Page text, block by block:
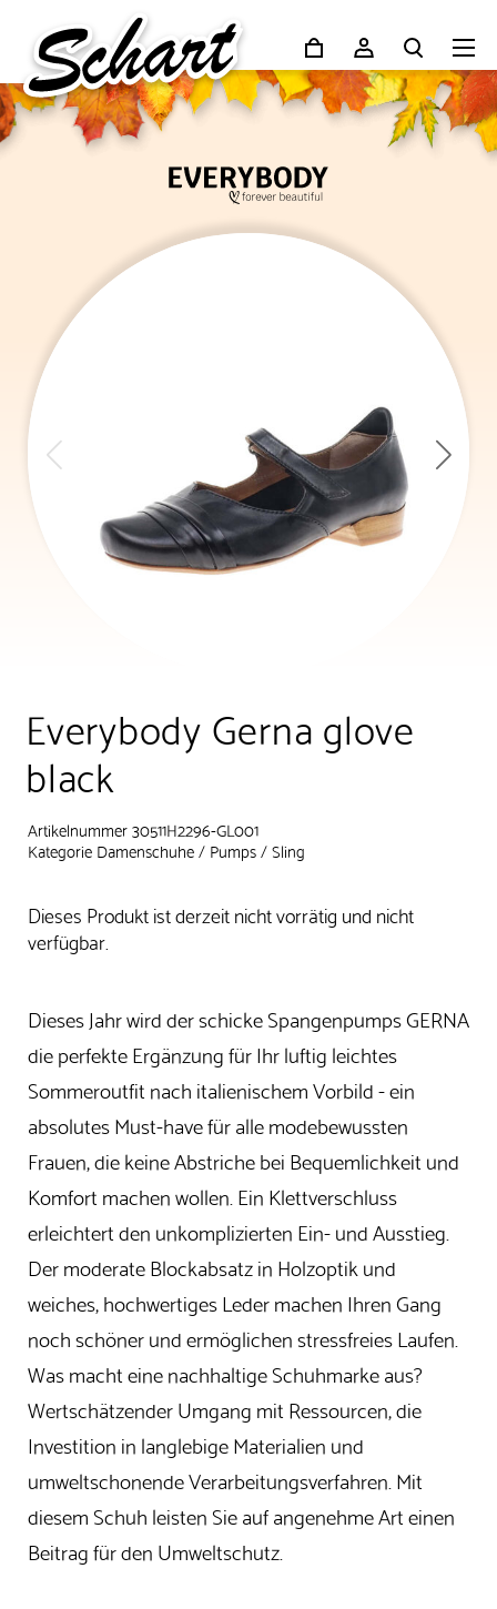
Everybody Gerna glove
black
Artikelnummer 30511H2296-GL001
KategorieDamenschuhe/Pumps / Sling
Dieses Produkt ist derzeit nicht vorrätig und nicht
verfügbar.
Dieses Jahr wird der schicke Spangenpumps GERNA
die perfekte Ergänzung für Ihr luftig leichtes
Sommeroutfit nach italienischem Vorbild - ein
absolutes Must-have für alle modebewussten
Frauen, die keine Abstriche bei Bequemlichkeit und
Komfort machen wollen. Ein Klettverschluss
erleichtert den unkomplizierten Ein- und Ausstieg.
Der moderate Blockabsatz in Holzoptik und
weiches, hochwertiges Leder machen Ihren Gang
noch schöner und ermöglichen stressfreies Laufen.
Was macht eine nachhaltige Schuhmarke aus?
Wertschätzender Umgang mit Ressourcen, die
Investition in langlebige Materialien und
umweltschonende Verarbeitungsverfahren. Mit
diesem Schuh leisten Sie auf angenehme Art einen
Beitrag für den Umweltschutz.